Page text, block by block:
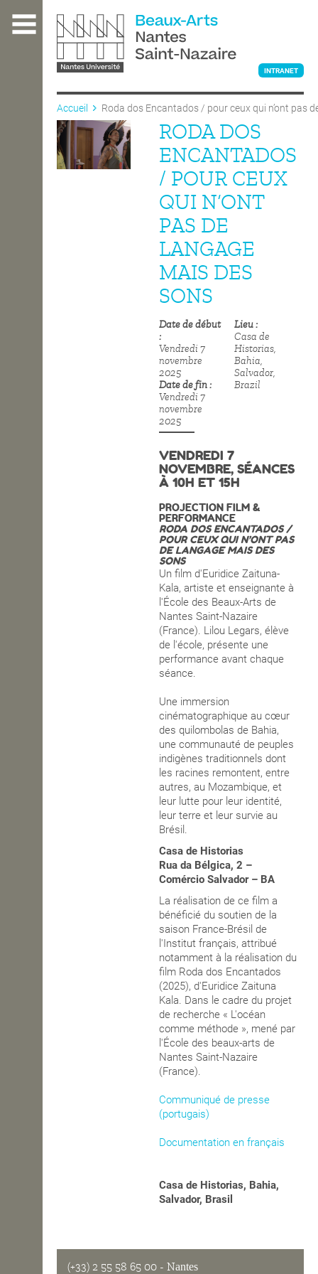
contenu
L'ÉCOLE
INTRANET
Accueil Roda dos Encantados / pour ceux qui n’ont pas
RODA DOS
ENCANTADOS
/ POUR CEUX
QUI N’ONT
PAS DE
LANGAGE
MAIS DES
SONS
Date de début
Vendredi 7
novembre
2025
Date de fin
Vendredi 7
novembre
2025
Lieu
Casa de
Historias,
Bahia,
Salvador,
Brazil
VENDREDI 7
NOVEMBRE, SÉANCES
À 10H ET 15H
PROJECTION FILM &
PERFORMANCE
RODA DOS ENCANTADOS /
POUR CEUX QUI N’ONT PAS
DE LANGAGE MAIS DES
SONS
Un film d'Euridice Zaituna-
Kala, artiste et enseignante à
l'École des Beaux-Arts de
Nantes Saint-Nazaire
(France). Lilou Legars, élève
de l'école, présente une
performance avant chaque
séance.
Une immersion
cinématographique au cœur
des quilombolas de Bahia,
une communauté de peuples
indigènes traditionnels dont
les racines remontent, entre
autres, au Mozambique, et
leur lutte pour leur identité,
leur terre et leur survie au
Brésil.
Casa de Historias
Rua da Bélgica, 2 –
Comércio Salvador – BA
La réalisation de ce film a
bénéficié du soutien de la
saison France-Brésil de
l'Institut français, attribué
notamment à la réalisation du
film Roda dos Encantados
(2025), d'Euridice Zaituna
Kala. Dans le cadre du projet
de recherche « L'océan
comme méthode », mené par
l'École des beaux-arts de
Nantes Saint-Nazaire
(France).
Communiqué de presse
(portugais)
Documentation en français
Casa de Historias, Bahia,
Salvador, Brasil
(+33) 2 55 58 65 00 - Nantes